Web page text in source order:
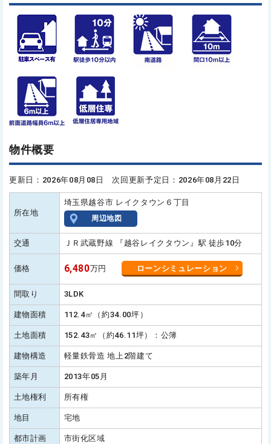
物件概要
更新日：2026年08月08日 次回更新予定日：2026年08月22日
所在地
埼玉県越谷市 レイクタウン６丁目
周辺地図
交通 ＪＲ武蔵野線 『越谷レイクタウン』駅 徒歩10分
価格 6,480万円 ローンシミュレーション
間取り 3LDK
建物面積 112.4㎡（約34.00坪）
土地面積 152.43㎡（約46.11坪）：公簿
建物構造 軽量鉄骨造 地上2階建て
築年月 2013年05月
土地権利 所有権
地目 宅地
都市計画 市街化区域